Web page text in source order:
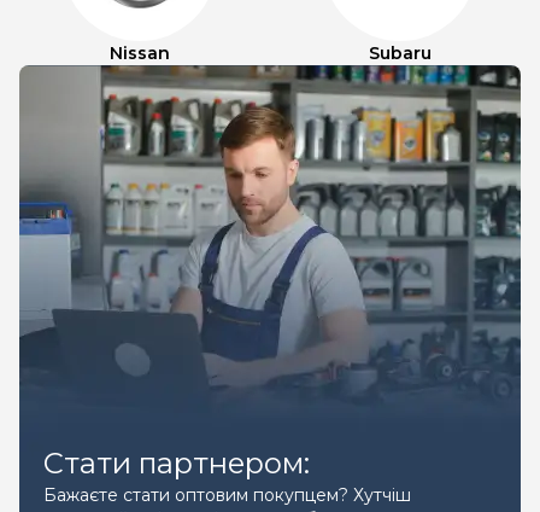
Nissan Subaru
Стати партнером:
Бажаєте стати оптовим покупцем? Хутчіш